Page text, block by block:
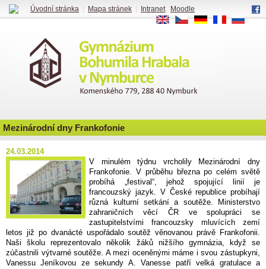
Mezinárodní dny Frankofonie
24.03.2014
V minulém týdnu vrcholily Mezinárodní dny
Frankofonie. V průběhu března po celém světě
probíhá „festival“, jehož spojující linií je
francouzský jazyk. V České republice probíhají
různá kulturní setkání a soutěže. Ministerstvo
zahraničních věcí ČR ve spolupráci se
zastupitelstvími francouzsky mluvících zemí
letos již po dvanácté uspořádalo soutěž věnovanou právě Frankofonii.
Naši školu reprezentovalo několik žáků nižšího gymnázia, když se
zúčastnili výtvarné soutěže. A mezi oceněnými máme i svou zástupkyni,
Vanessu Jeníkovou ze sekundy A. Vanesse patří velká gratulace a
Úvodní stránka Mapa stránek Intranet|
Moodle
EN
CS DE FR RU